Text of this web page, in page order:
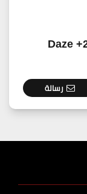
قرية دايز الساحل الشمالي (19839)20+ Daze
رسالة